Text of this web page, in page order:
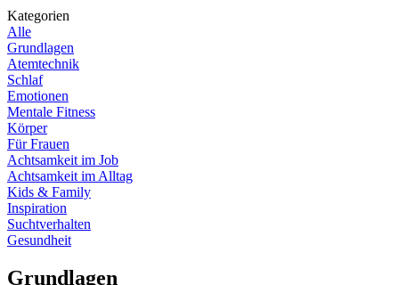
Kategorien
Alle
Grundlagen
Atemtechnik
Schlaf
Emotionen
Mentale Fitness
Körper
Für Frauen
Achtsamkeit im Job
Achtsamkeit im Alltag
Kids & Family
Inspiration
Suchtverhalten
Gesundheit
Grundlagen